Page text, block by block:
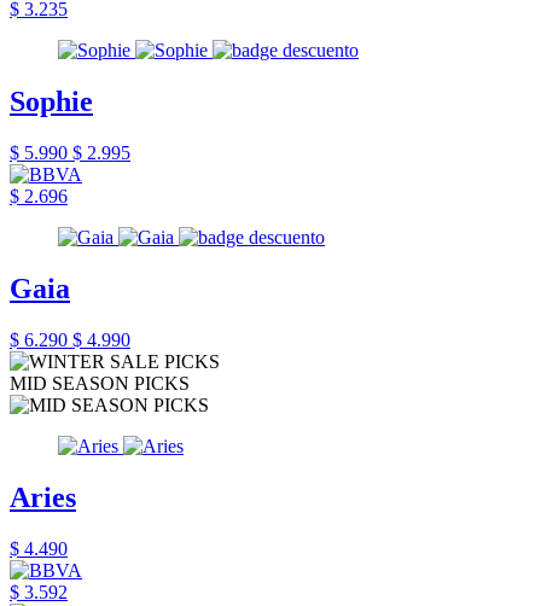
$ 3.235
Sophie
$ 5.990 $ 2.995
$ 2.696
Gaia
$ 6.290 $ 4.990
MID SEASON PICKS
Aries
$ 4.490
$ 3.592